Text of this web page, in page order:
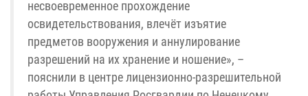
несвоевременное прохождение
освидетельствования, влечёт изъятие
предметов вооружения и аннулирование
разрешений на их хранение и ношение», –
пояснили в центре лицензионно-разрешительной